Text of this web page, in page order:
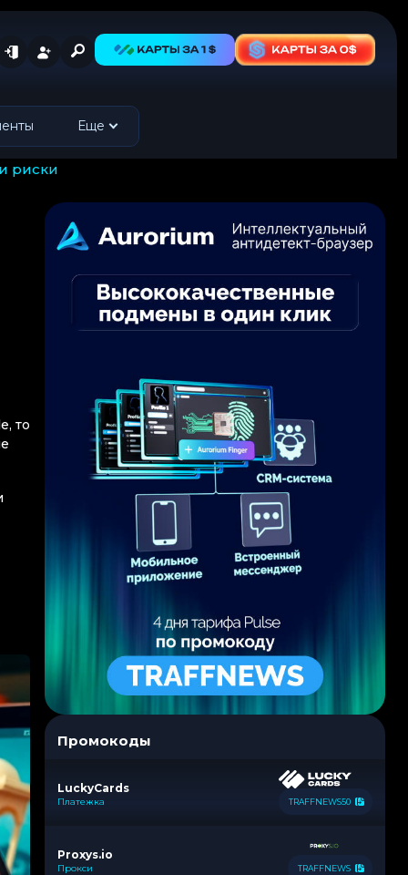
Еще
риски
то
Промокоды
LuckyCards
Платежка TRAFFNEWS50
Proxys.io
Прокси TRAFFNEWS